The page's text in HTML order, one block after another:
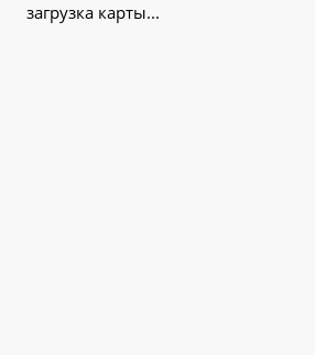
загрузка карты...